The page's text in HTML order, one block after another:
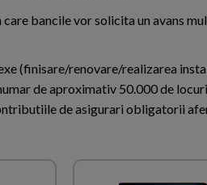
bancile vor solicita un avans
(finisare/renovare/realizarea
de aproximativ 50.000 de locuri
de asigurari obligatorii